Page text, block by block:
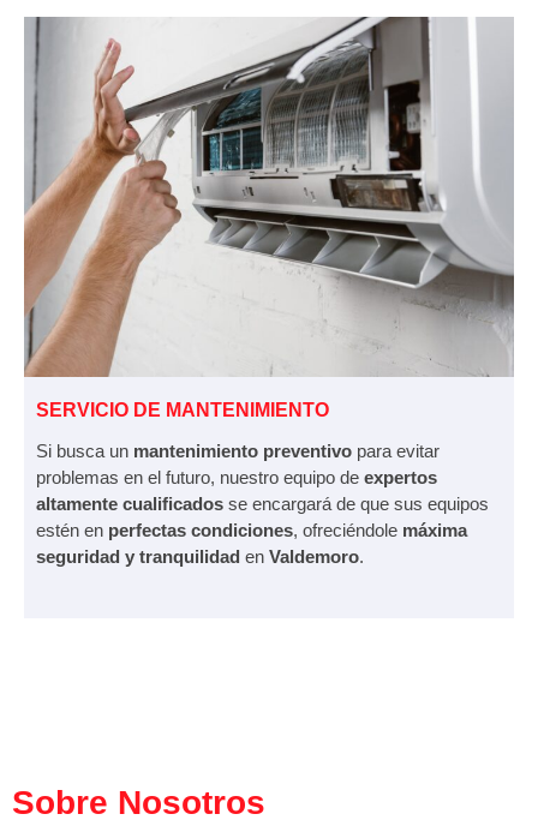
SERVICIO DE MANTENIMIENTO
Si busca un mantenimiento preventivo para evitar
problemas en el futuro, nuestro equipo de expertos
altamente cualificados se encargará de que sus equipos
estén en perfectas condiciones, ofreciéndole máxima
seguridad y tranquilidad en Valdemoro.
Sobre Nosotros